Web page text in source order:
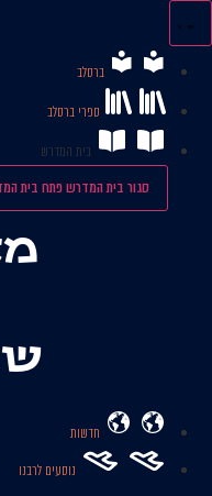
לתוכן
ברסלב
ספרי ברסלב
בית המדרש
סגור בית המדרשפתח בית
חדשות
נוסעים לרבנו